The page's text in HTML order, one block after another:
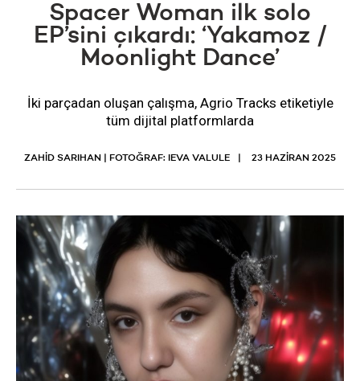
Spacer Woman ilk solo
EP’sini çıkardı: ‘Yakamoz /
Moonlight Dance’
İki parçadan oluşan çalışma, Agrio Tracks etiketiyle
tüm dijital platformlarda
ZAHİD SARIHAN | FOTOĞRAF: IEVA VALULE 23 HAZIRAN 2025